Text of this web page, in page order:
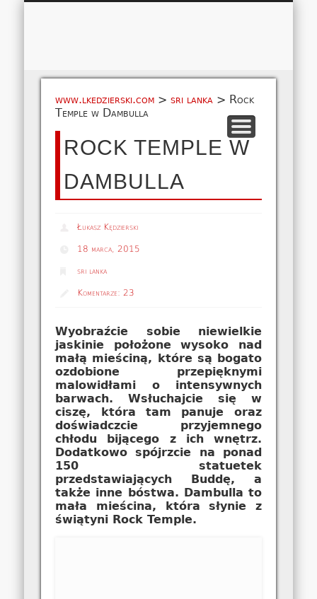
O NAS
EUROPA A-M
EUROPA N-Z
AZJA
AFRYKA
AMERYKA
OCEANIA
MAPA
WSPÓŁPRACA
KONTAKT
www.lkedzierski.com >sri lanka > Rock
Temple w Dambulla
ROCK TEMPLE W
DAMBULLA
Łukasz Kędzierski
18 marca, 2015
sri lanka
Komentarze:23
Wyobraźcie sobie niewielkie
jaskinie położone wysoko nad
małą mieściną, które są bogato
ozdobione przepięknymi
malowidłami o intensywnych
barwach. Wsłuchajcie się w
ciszę, która tam panuje oraz
doświadczcie przyjemnego
chłodu bijącego z ich wnętrz.
Dodatkowo spójrzcie na ponad
150 statuetek
przedstawiających Buddę, a
także inne bóstwa. Dambulla to
mała mieścina, która słynie z
świątyni Rock Temple.